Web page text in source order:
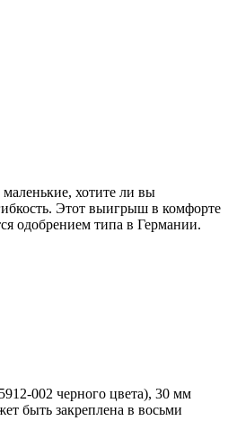
хотите ли вы
Этот выигрыш в комфорте
одобрением типа в Германии.
002 черного цвета), 30 мм
быть закреплена в восьми